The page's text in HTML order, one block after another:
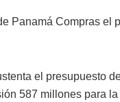
Panamá Compras el
el presupuesto
587 millones para